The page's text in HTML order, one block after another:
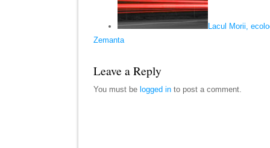
Lacul Morii,
Zemanta
Leave a Reply
You must be logged in to post a comment.